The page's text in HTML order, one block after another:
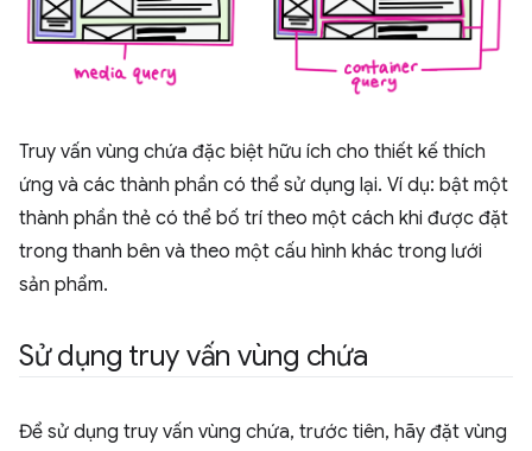
Truy vấn vùng chứa đặc biệt hữu ích cho thiết kế thích
ứng và các thành phần có thể sử dụng lại. Ví dụ: bật một
thành phần thẻ có thể bố trí theo một cách khi được đặt
trong thanh bên và theo một cấu hình khác trong lưới
sản phẩm.
Sử dụng truy vấn vùng chứa
Để sử dụng truy vấn vùng chứa, trước tiên, hãy đặt vùng